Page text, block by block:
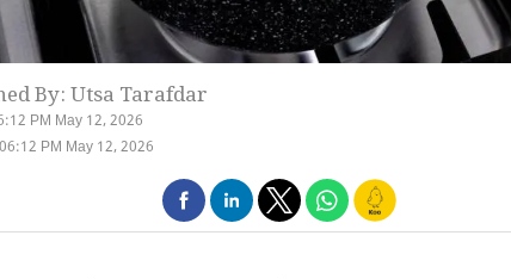
By: Utsa Tarafdar
PM May 12, 2026
PM May 12, 2026